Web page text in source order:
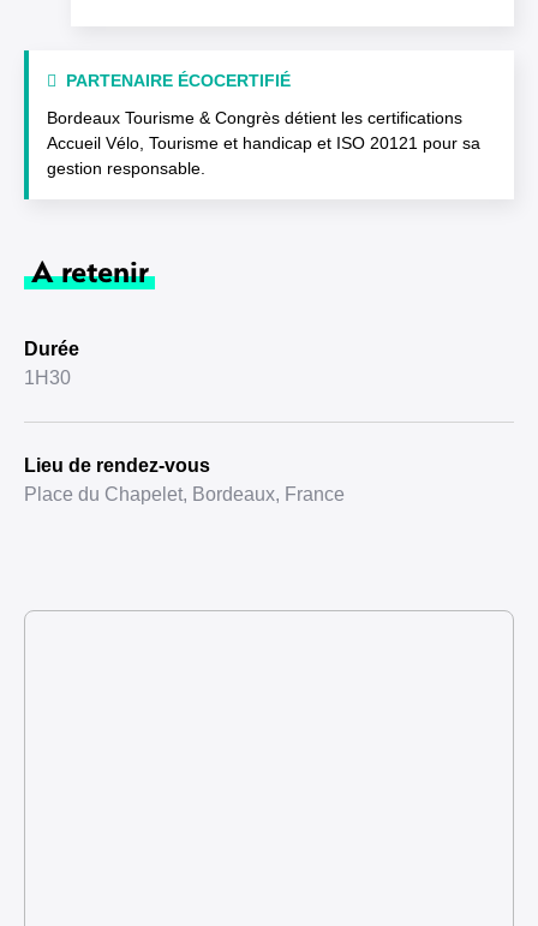
PARTENAIRE ÉCOCERTIFIÉ
Bordeaux Tourisme & Congrès détient les certifications
Accueil Vélo, Tourisme et handicap et ISO 20121 pour sa
gestion responsable.
A retenir
Durée
1H30
Lieu de rendez-vous
Place du Chapelet, Bordeaux, France